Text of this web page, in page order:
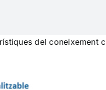
del coneixement